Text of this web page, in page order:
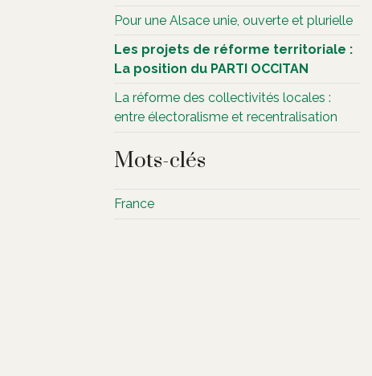
Pour une Alsace unie, ouverte et plurielle
Les projets de réforme territoriale :
La position du PARTI OCCITAN
La réforme des collectivités locales :
entre électoralisme et recentralisation
Mots-clés
France